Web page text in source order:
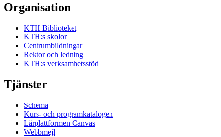
Organisation
KTH Biblioteket
KTH:s skolor
Centrumbildningar
Rektor och ledning
KTH:s verksamhetsstöd
Tjänster
Schema
Kurs- och programkatalogen
Lärplattformen Canvas
Webbmejl